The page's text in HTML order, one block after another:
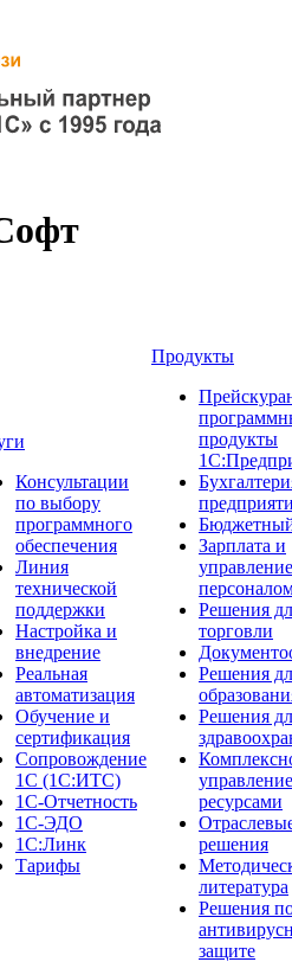
Консультации
по выбору
программного
обеспечения
Линия
технической
поддержки
Настройка и
внедрение
Реальная
автоматизация
Обучение и
сертификация
Сопровождение
1С (1С:ИТС)
1С-Отчетность
1С-ЭДО
1С:Линк
Тарифы
Продукты
продукты
Зарплата и
управление
Решения
торговли
Решения
Решения
управление
ресурсами
решения
литература
Решения
защите